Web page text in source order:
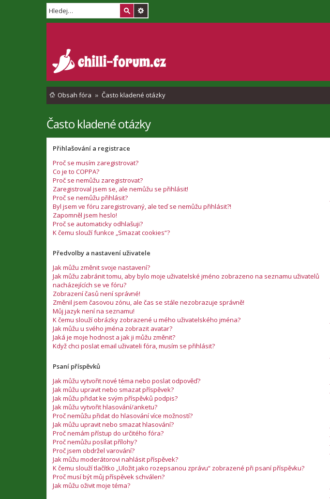
Obsah fóra Často kladené otázky
Často kladené otázky
Přihlašování a registrace
Proč se musím zaregistrovat?
Co je to COPPA?
Proč se nemůžu zaregistrovat?
Zaregistroval jsem se, ale nemůžu se přihlásit!
Proč se nemůžu přihlásit?
Byl jsem ve fóru zaregistrovaný, ale teď se nemůžu přihlásit?!
Zapomněl jsem heslo!
Proč se automaticky odhlašuji?
K čemu slouží funkce „Smazat cookies“?
Předvolby a nastavení uživatele
Jak můžu změnit svoje nastavení?
Jak můžu zabránit tomu, aby bylo moje uživatelské jméno zobrazeno na seznamu uživatelů
nacházejících se ve fóru?
Zobrazení časů není správné!
Změnil jsem časovou zónu, ale čas se stále nezobrazuje správně!
Můj jazyk není na seznamu!
K čemu slouží obrázky zobrazené u mého uživatelského jména?
Jak můžu u svého jména zobrazit avatar?
Jaká je moje hodnost a jak ji můžu změnit?
Když chci poslat email uživateli fóra, musím se přihlásit?
Psaní příspěvků
Jak můžu vytvořit nové téma nebo poslat odpověď?
Jak můžu upravit nebo smazat příspěvek?
Jak můžu přidat ke svým příspěvků podpis?
Jak můžu vytvořit hlasování/anketu?
Proč nemůžu přidat do hlasování více možností?
Jak můžu upravit nebo smazat hlasování?
Proč nemám přístup do určitého fóra?
Proč nemůžu posílat přílohy?
Proč jsem obdržel varování?
Jak můžu moderátorovi nahlásit příspěvek?
K čemu slouží tlačítko „Uložit jako rozepsanou zprávu“ zobrazené při psaní příspěvku?
Proč musí být můj příspěvek schválen?
Jak můžu oživit moje téma?